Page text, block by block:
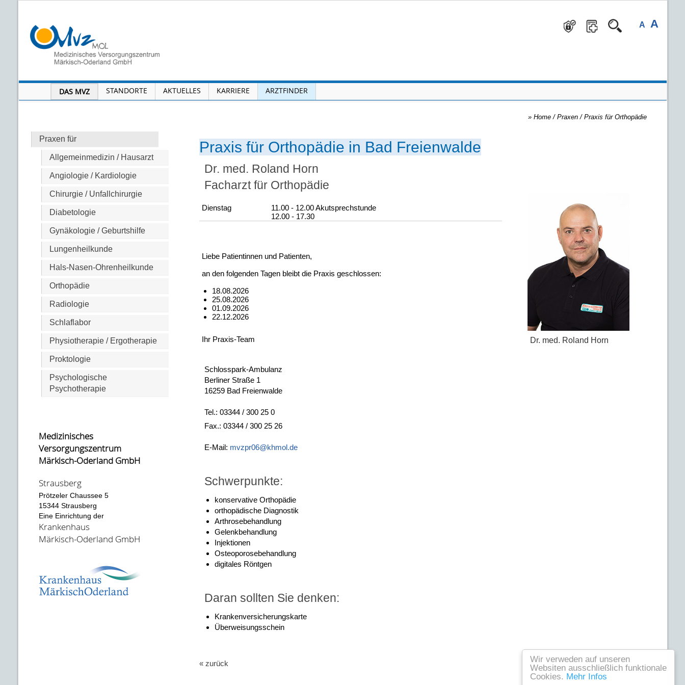
Wir verweden auf unseren
Websiten ausschließlich funktionale
Cookies. Mehr Infos
A A
DAS MVZ STANDORTE AKTUELLES KARRIERE ARZTFINDER
Praxen für
Allgemeinmedizin / Hausarzt
Angiologie / Kardiologie
Chirurgie / Unfallchirurgie
Diabetologie
Gynäkologie / Geburtshilfe
Lungenheilkunde
Hals-Nasen-Ohrenheilkunde
Orthopädie
Radiologie
Schlaflabor
Physiotherapie / Ergotherapie
Proktologie
Psychologische
Psychotherapie
Medizinisches
Versorgungszentrum
Märkisch-Oderland GmbH
Strausberg
Prötzeler Chaussee 5
15344 Strausberg
Eine Einrichtung der
Krankenhaus
Märkisch-Oderland GmbH
» Home/ Praxen/ Praxis für Orthopädie
Praxis für Orthopädie in Bad Freienwalde
Dr. med. Roland Horn
Facharzt für Orthopädie
Dienstag
11.00 - 12.00 Akutsprechstunde
12.00 - 17.30
Liebe Patientinnen und Patienten,
an den folgenden Tagen bleibt die Praxis geschlossen:
18.08.2026
25.08.2026
01.09.2026
22.12.2026
Ihr Praxis-Team
Schlosspark-Ambulanz
Berliner Straße 1
16259 Bad Freienwalde
Tel.: 03344 / 300 25 0
Fax.: 03344 / 300 25 26
E-Mail: mvzpr06@khmol.de
Schwerpunkte:
konservative Orthopädie
orthopädische Diagnostik
Arthrosebehandlung
Gelenkbehandlung
Injektionen
Osteoporosebehandlung
digitales Röntgen
Daran sollten Sie denken:
Krankenversicherungskarte
Überweisungsschein
Dr. med. Roland Horn
« zurück